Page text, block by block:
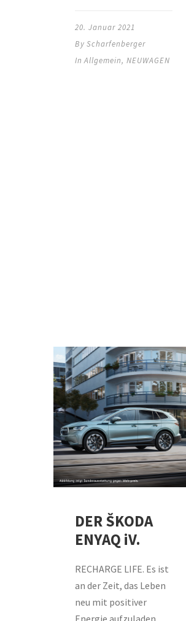
20. Januar 2021
By Scharfenberger
In Allgemein, NEUWAGEN
DER ŠKODA
ENYAQ iV.
RECHARGE LIFE. Es ist
an der Zeit, das Leben
neu mit positiver
Energie aufzuladen.